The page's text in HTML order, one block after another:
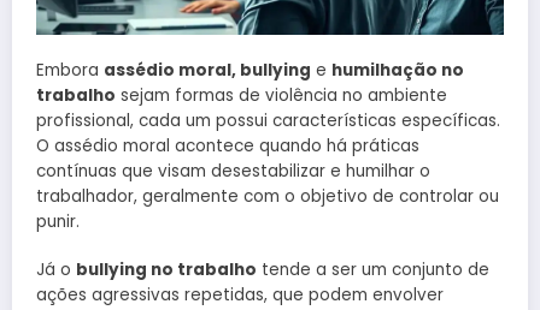
Embora assédio moral, bullying e humilhação no
trabalho sejam formas de violência no ambiente
profissional, cada um possui características específicas.
O assédio moral acontece quando há práticas
contínuas que visam desestabilizar e humilhar o
trabalhador, geralmente com o objetivo de controlar ou
punir.
Já o bullying no trabalho tende a ser um conjunto de
ações agressivas repetidas, que podem envolver